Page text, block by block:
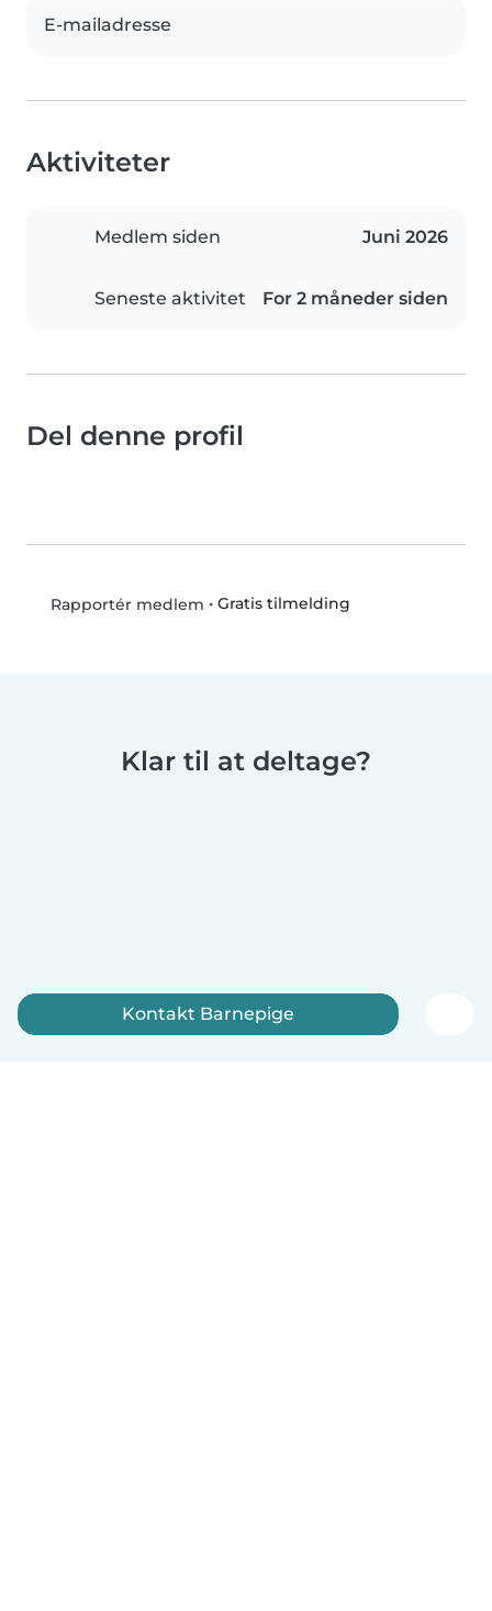
E-mailadresse
Aktiviteter
Medlem siden Juni 2026
Seneste aktivitet For 2 måneder siden
Del denne profil
Rapportér medlem • Gratis tilmelding
Klar til at deltage?
Kontakt Barnepige